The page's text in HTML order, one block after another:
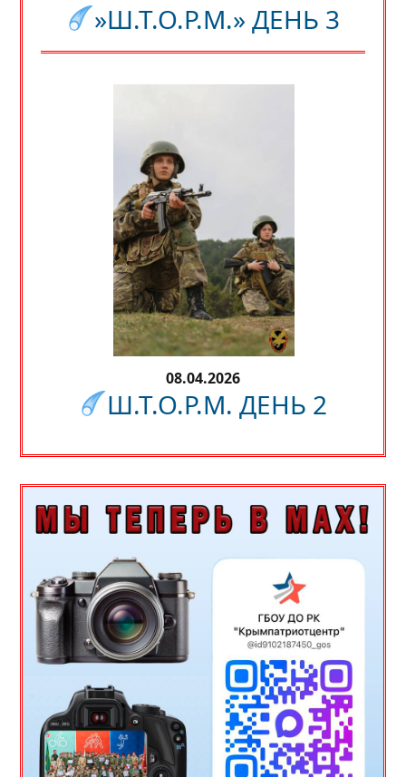
»Ш.Т.О.Р.М.» ДЕНЬ 3
08.04.2026
Ш.Т.О.Р.М. ДЕНЬ 2